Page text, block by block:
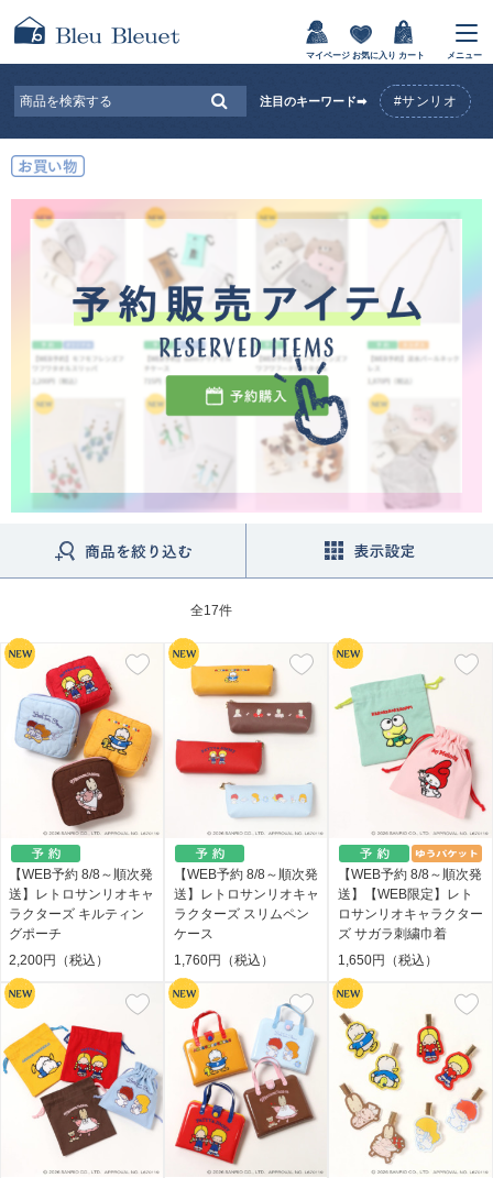
マイページ お気に入り カート メニュー
注目のキーワード➡ #サンリオ
全17件
【WEB予約 8/8～順次発
送】レトロサンリオキャ
ラクターズ キルティン
グポーチ
2,200円（税込）
【WEB予約 8/8～順次発
送】レトロサンリオキャ
ラクターズ スリムペン
ケース
1,760円（税込）
【WEB予約 8/8～順次発
送】【WEB限定】レト
ロサンリオキャラクター
ズ サガラ刺繍巾着
1,650円（税込）